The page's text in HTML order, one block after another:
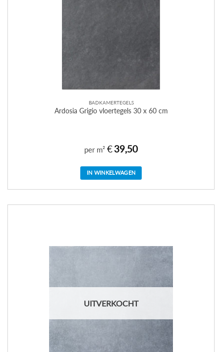
BADKAMERTEGELS
Ardosia Grigio vloertegels 30 x 60 cm
per m² €39,50
IN WINKELWAGEN
UITVERKOCHT